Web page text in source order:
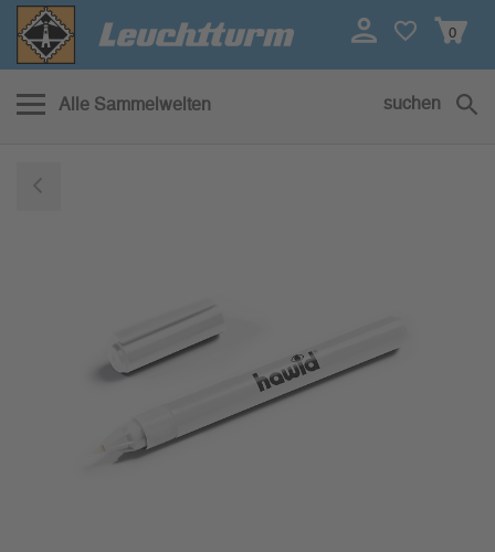
0
Alle Sammelwelten suchen